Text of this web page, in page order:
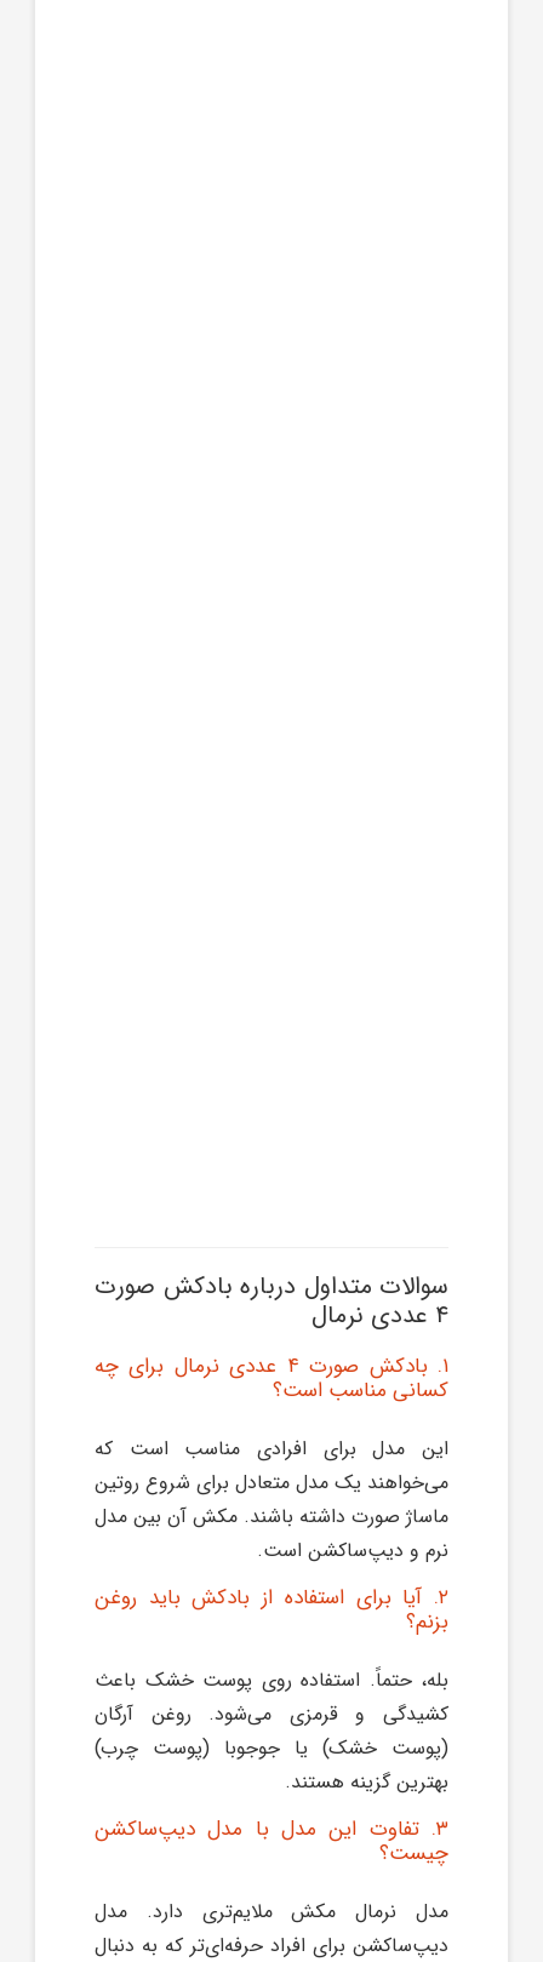
سوالات متداول درباره بادکش صورت
۴ عددی نرمال
۱. بادکش صورت ۴ عددی نرمال برای چه
کسانی مناسب است؟
این مدل برای افرادی مناسب است که
می‌خواهند یک مدل متعادل برای شروع روتین
ماساژ صورت داشته باشند. مکش آن بین مدل
نرم و دیپ‌ساکشن است.
۲. آیا برای استفاده از بادکش باید روغن
بزنم؟
بله، حتماً. استفاده روی پوست خشک باعث
کشیدگی و قرمزی می‌شود. روغن آرگان
(پوست خشک) یا جوجوبا (پوست چرب)
بهترین گزینه هستند.
۳. تفاوت این مدل با مدل دیپ‌ساکشن
چیست؟
مدل نرمال مکش ملایم‌تری دارد. مدل
دیپ‌ساکشن برای افراد حرفه‌ای‌تر که به دنبال